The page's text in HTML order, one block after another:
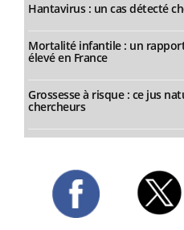
Hantavirus : un cas détecté
Mortalité infantile : un
élevé en France
Grossesse à risque : ce jus
chercheurs